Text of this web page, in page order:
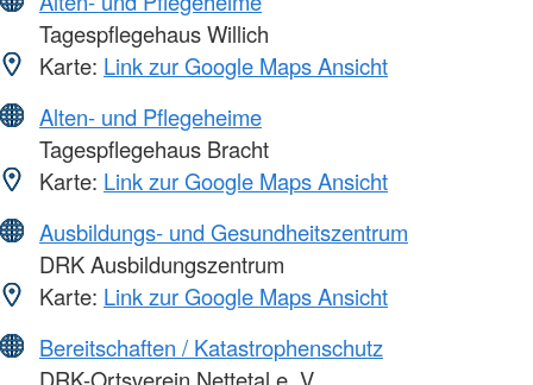
Tagespflegehaus Willich
Karte: Link zur Google Maps Ansicht
Alten- und Pflegeheime
Tagespflegehaus Bracht
Karte: Link zur Google Maps Ansicht
Ausbildungs- und Gesundheitszentrum
DRK Ausbildungszentrum
Karte: Link zur Google Maps Ansicht
Bereitschaften / Katastrophenschutz